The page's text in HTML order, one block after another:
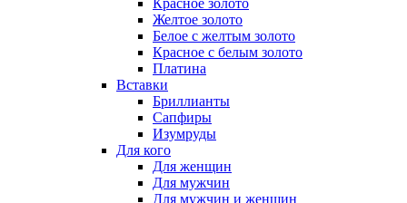
Красное золото
Желтое золото
Белое с желтым золото
Красное с белым золото
Платина
Вставки
Бриллианты
Сапфиры
Изумруды
Для кого
Для женщин
Для мужчин
Для мужчин и женщин